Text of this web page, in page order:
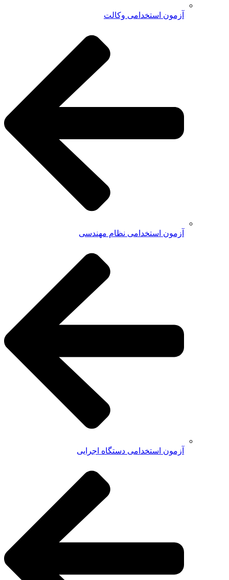
آزمون استخدامی وکالت
آزمون استخدامی نظام مهندسی
آزمون استخدامی دستگاه اجرایی